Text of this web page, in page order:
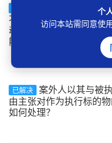
建设工程的承包
不具备用工主体资格的
动者的用工关系如何认
能否主张劳动关系项下
已解决 案外人以其与被
由主张对作为执行标的
如何处理？
个
访问本站需同意使